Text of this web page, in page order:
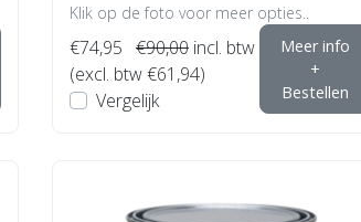
Klik op de foto voor meer opties..
€74,95 €90,00 incl. btw
(excl. btw €61,94)
Vergelijk
Meer info
+
Bestellen